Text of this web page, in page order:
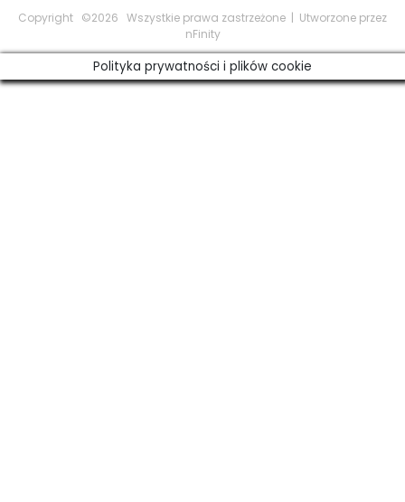
Copyright ©2026 Wszystkie prawa zastrzeżone | Utworzone przez
nFinity
Polityka prywatności i plików cookie